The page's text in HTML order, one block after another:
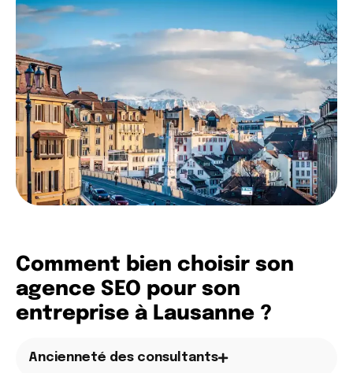
Comment bien choisir son
agence SEO pour son
entreprise à Lausanne ?
Ancienneté des consultants